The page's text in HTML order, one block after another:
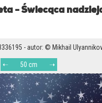
- Świecąca
- autor: © Mikhail
50 cm